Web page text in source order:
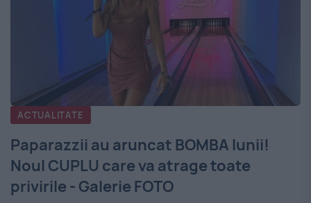
ACTUALITATE
Paparazzii au aruncat BOMBA lunii!
Noul CUPLU care va atrage toate
privirile - Galerie FOTO